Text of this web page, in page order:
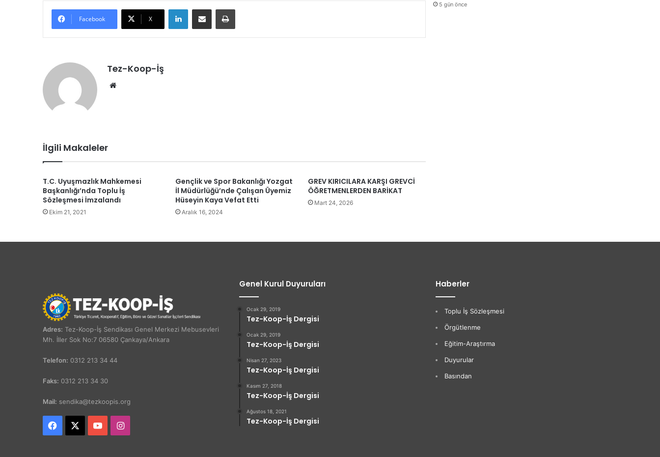
Facebook X
Tez-Koop-İş
İlgili Makaleler
T.C. Uyuşmazlık Mahkemesi
Başkanlığı’nda Toplu İş
Sözleşmesi İmzalandı
Ekim 21, 2021
Gençlik ve Spor Bakanlığı Yozgat
İl Müdürlüğü’nde Çalışan Üyemiz
Hüseyin Kaya Vefat Etti
Aralık 16, 2024
GREV KIRICILARA KARŞI GREVCİ
ÖĞRETMENLERDEN BARİKAT
Mart 24, 2026
5 gün önce
Adres: Tez-Koop-İş Sendikası Genel Merkezi Mebusevleri
Mh. İller Sok No:7 06580 Çankaya/Ankara
Telefon: 0312 213 34 44
Faks: 0312 213 34 30
Mail: sendika@tezkoopis.org
Facebook YouTubeInstagram
Genel Kurul Duyuruları
Ocak 29, 2019
Tez-Koop-İş Dergisi
Ocak 29, 2019
Tez-Koop-İş Dergisi
Nisan 27, 2023
Tez-Koop-İş Dergisi
Kasım 27, 2018
Tez-Koop-İş Dergisi
Ağustos 18, 2021
Tez-Koop-İş Dergisi
Haberler
Toplu İş Sözleşmesi
Örgütlenme
Eğitim-Araştırma
Duyurular
Basından